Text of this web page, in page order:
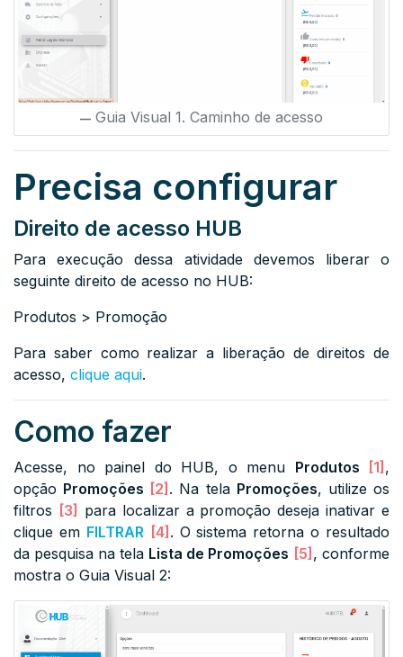
Guia Visual 1. Caminho de acesso
Precisa configurar
Direito de acesso HUB
Para execução dessa atividade devemos liberar o
seguinte direito de acesso no HUB:
Produtos > Promoção
Para saber como realizar a liberação de direitos de
acesso, clique aqui.
Como fazer
Acesse, no painel do HUB, o menu Produtos [1],
opção Promoções [2]. Na tela Promoções, utilize os
filtros [3] para localizar a promoção deseja inativar e
clique em FILTRAR [4]. O sistema retorna o resultado
da pesquisa na tela Lista de Promoções [5], conforme
mostra o Guia Visual 2: